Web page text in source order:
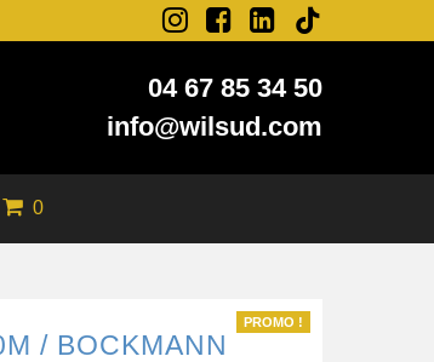
04 67 85 34 50
info@wilsud.com
0
/ BOCKMANN
PROMO !